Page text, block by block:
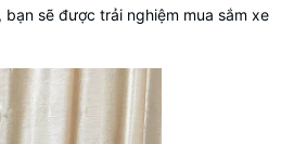
sẽ được trải nghiệm mua sắm xe